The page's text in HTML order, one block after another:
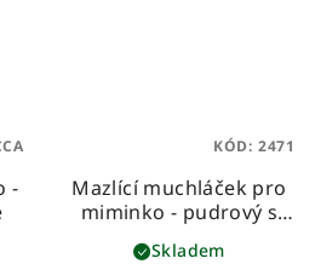
-
Mazlící muchláček pro
miminko - pudrový s
Skladem
KÓD: 2471